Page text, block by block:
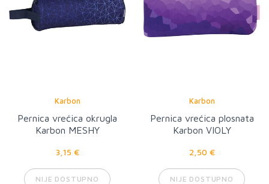
Karbon
Pernica vrećica okrugla
Karbon MESHY
3,15 €
NIJE DOSTUPNO
Karbon
Pernica vrećica plosnata
Karbon VIOLY
2,50 €
NIJE DOSTUPNO